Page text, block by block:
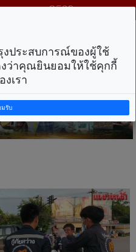
คม พ.ศ. 2569
งประสบการณ์ของผู้ใช้
งว่าคุณยินยอมให้ใช้คุกกี้
เรา
มรับ